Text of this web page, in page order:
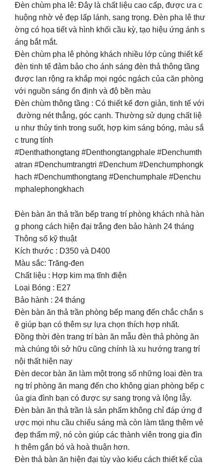
Đèn chùm pha lê: Đây là chất liệu cao cấp, được ưa c
huộng nhờ vẻ đẹp lấp lánh, sang trọng. Đèn pha lê thư
ờng có họa tiết và hình khối cầu kỳ, tạo hiệu ứng ánh s
áng bắt mắt.
Đèn chùm pha lê phòng khách nhiều lớp cùng thiết kế
đèn tinh tế đảm bảo cho ánh sáng đèn thả thông tầng
được lan rộng ra khắp mọi ngóc ngách của căn phòng
với nguồn sáng ổn định và độ bền màu
Đèn chùm thông tầng : Có thiết kế đơn giản, tinh tế với
đường nét thẳng, góc cạnh. Thường sử dụng chất liệ
u như thủy tinh trong suốt, hợp kim sáng bóng, màu sắ
c trung tính
#Denthathongtang #Denthongtangphale #Denchumth
atran #Denchumtrangtri #Denchum #Denchumphongk
hach #Denchumthongtang #Denchumphale #Denchu
mphalephongkhach
Đèn bàn ăn thả trần bếp trang trí phòng khách nhà hàn
g phong cách hiện đại trắng đen bảo hành 24 tháng
Thông số kỹ thuật
Kích thước : D350 và D400
Màu sắc: Trăng-đen
Chất liệu : Hợp kim mạ tĩnh điện
Loại Bóng : E27
Bảo hành : 24 tháng
Đèn bàn ăn thả trần phòng bếp mang đến chắc chắn s
ẽ giúp bạn có thêm sự lựa chọn thích hợp nhất.
Đồng thời đèn trang trí bàn ăn mẫu đèn thả phòng ăn
mà chúng tôi sở hữu cũng chính là xu hướng trang trí
nội thất hiện nay
Đèn decor bàn ăn làm một trong số những loại đèn tra
ng trí phòng ăn mang đến cho không gian phòng bếp c
ủa gia đình bạn có được sự sang trọng và lộng lẫy.
Đèn bàn ăn thả trần là sản phẩm không chỉ đáp ứng đ
ược mọi nhu cầu chiếu sáng mà còn làm tăng thêm vẻ
đẹp thẩm mỹ, nó còn giúp các thành viên trong gia đìn
h thêm gắn bó và hoà thuận hơn.
Đèn thả bàn ăn hiện đại tùy vào kiểu cách thiết kế của